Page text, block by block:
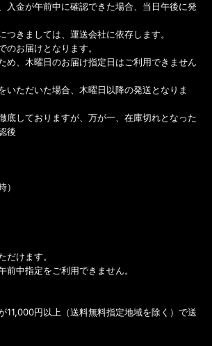
入金が午前中に確認できた場合、当日午後に発
きましては、運送会社に依存します。
お届けとなります。
め、木曜日のお届け指定日はご利用できません
いただいた場合、木曜日以降の発送となりま
しておりますが、万が一、在庫切れとなった
後
けます。
中指定をご利用できません。
11,000円以上（送料無料指定地域を除く）で送